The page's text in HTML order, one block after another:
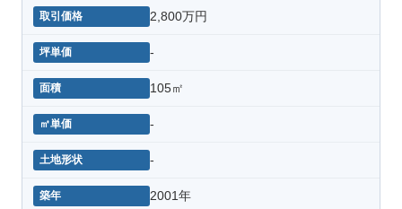
2,800万円
-
105㎡
-
-
2001年